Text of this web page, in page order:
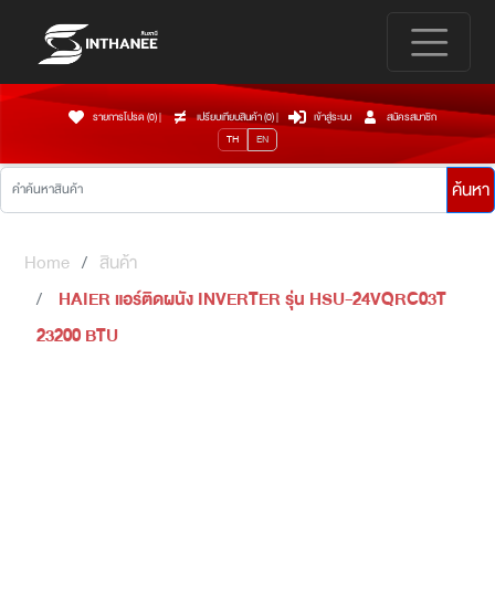
รายการโปรด (0)| เปรียบเทียบสินค้า (0)| เข้าสู่ระบบ
สมัครสมาชิก
TH
EN
ค้นหา
Home
สินค้า
HAIER แอร์ติดผนัง INVERTER รุ่น HSU-24VQRC03T
23200 BTU